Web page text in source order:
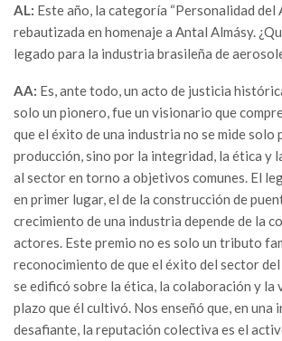
AL: Este año, la categoría “Personalidad del
rebautizada en homenaje a Antal Almásy.
legado para la industria brasileña de
AA: Es, ante todo, un acto de justicia
solo un pionero, fue un visionario que
que el éxito de una industria no se mide solo
producción, sino por la integridad, la ética y
al sector en torno a objetivos comunes. El
en primer lugar, el de la construcción de
crecimiento de una industria depende de la
actores. Este premio no es solo un tributo
reconocimiento de que el éxito del sector
se edificó sobre la ética, la colaboración y la
plazo que él cultivó. Nos enseñó que, en una
desafiante, la reputación colectiva es el